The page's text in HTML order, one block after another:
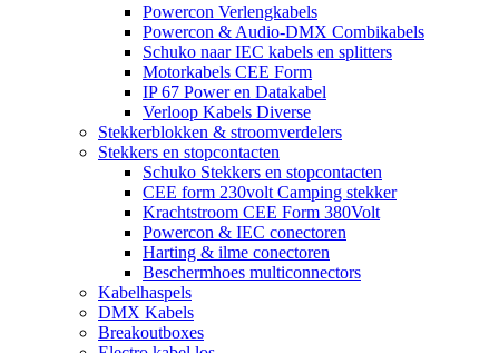
Powercon Verlengkabels
Powercon & Audio-DMX Combikabels
Schuko naar IEC kabels en splitters
Motorkabels CEE Form
IP 67 Power en Datakabel
Verloop Kabels Diverse
Stekkerblokken & stroomverdelers
Stekkers en stopcontacten
Schuko Stekkers en stopcontacten
CEE form 230volt Camping stekker
Krachtstroom CEE Form 380Volt
Powercon & IEC conectoren
Harting & ilme conectoren
Beschermhoes multiconnectors
Kabelhaspels
DMX Kabels
Breakoutboxes